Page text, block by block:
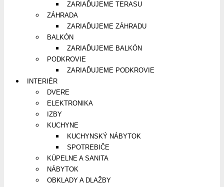
ZARIAĎUJEME TERASU
ZÁHRADA
ZARIAĎUJEME ZÁHRADU
BALKÓN
ZARIAĎUJEME BALKÓN
PODKROVIE
ZARIAĎUJEME PODKROVIE
INTERIÉR
DVERE
ELEKTRONIKA
IZBY
KUCHYNE
KUCHYNSKÝ NÁBYTOK
SPOTREBIČE
KÚPELNE A SANITA
NÁBYTOK
OBKLADY A DLAŽBY